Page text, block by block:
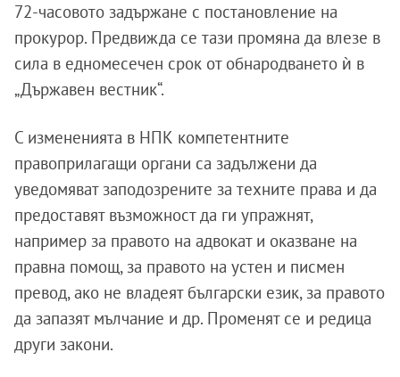
72-часовото задържане с постановление на
прокурор. Предвижда се тази промяна да влезе в
сила в едномесечен срок от обнародването ѝ в
„Държавен вестник“.
С измененията в НПК компетентните
правоприлагащи органи са задължени да
уведомяват заподозрените за техните права и да
предоставят възможност да ги упражнят,
например за правото на адвокат и оказване на
правна помощ, за правото на устен и писмен
превод, ако не владеят български език, за правото
да запазят мълчание и др. Променят се и редица
други закони.